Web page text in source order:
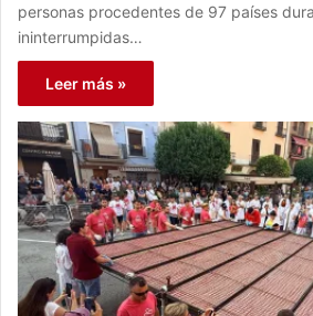
personas procedentes de 97 países
ininterrumpidas…
Leer más »